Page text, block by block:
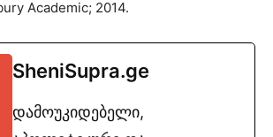
Academic; 2014.
SheniSupra.ge
დამოუკიდებელი,